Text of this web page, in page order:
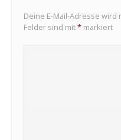
Deine E-Mail-Adresse
Felder sind mit* markiert